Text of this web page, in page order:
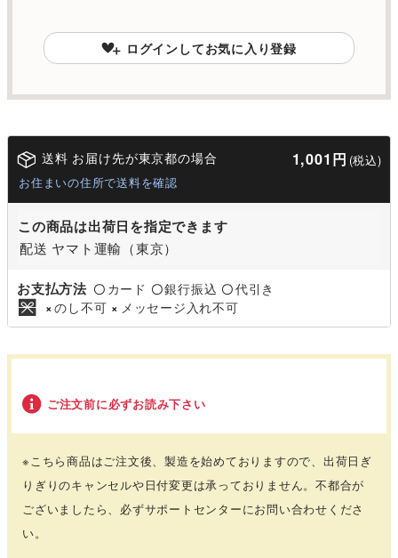
ログインしてお気に入り登録
送料 お届け先が東京都の場合 1,001円 (税込)
お住まいの住所で送料を確認
この商品は出荷日を指定できます
配送 ヤマト運輸（東京）
お支払方法 〇 カード 〇銀行振込 〇代引き
× のし不可 × メッセージ入れ不可
ご注文前に必ずお読み下さい
※こちら商品はご注文後、製造を始めておりますので、出荷日ぎ
りぎりのキャンセルや日付変更は承っておりません。不都合が
ございましたら、必ずサポートセンターにお問い合わせくださ
い。